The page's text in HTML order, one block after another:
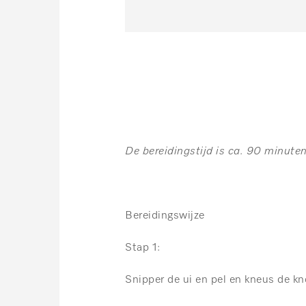
De bereidingstijd is ca. 90
Bereidingswijze
Stap 1:
Snipper de ui en pel en kneus de